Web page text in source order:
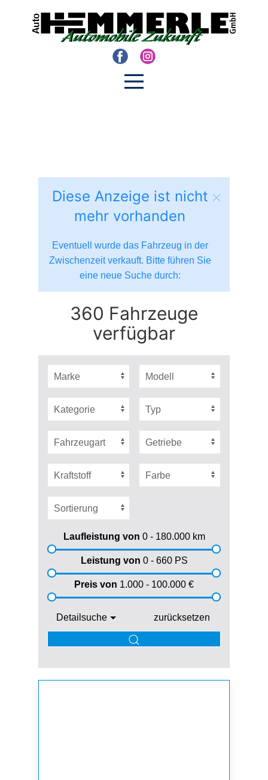
Diese Anzeige ist nicht
mehr vorhanden
Eventuell wurde das Fahrzeug in der
Zwischenzeit verkauft. Bitte führen Sie
eine neue Suche durch:
360 Fahrzeuge
verfügbar
Laufleistung von 0 - 180.000km
Leistung von 0 - 660PS
Preis von 1.000 - 100.000 €
Detailsuche zurücksetzen